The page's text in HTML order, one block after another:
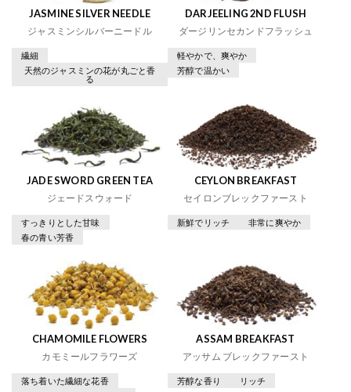
JASMINE SILVER NEEDLE
ジャスミンシルバーニードル
繊細
天然のジャスミンの花が丸ごと香
る
DARJEELING 2ND FLUSH
ダージリンセカンドフラッシュ
軽やかで、爽やか
芳醇で温かい
JADE SWORD GREEN TEA
ジェードスウォード
すっきりとした甘味
春の青い芳香
CEYLON BREAKFAST
セイロンブレックファースト
新鮮でリッチ 非常に爽やか
CHAMOMILE FLOWERS
カモミールフラワーズ
落ち着いた繊細な花香
ASSAM BREAKFAST
アッサム ブレックファースト
芳醇な香り リッチ